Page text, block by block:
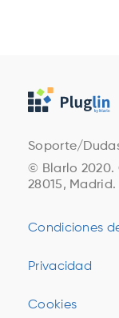
Soporte/
© Blarlo 2020.
28015, Madrid.
Condiciones
Privacidad
Cookies